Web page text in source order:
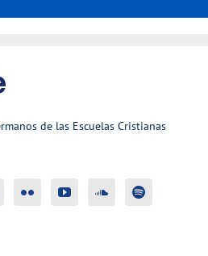
de las Escuelas Cristianas